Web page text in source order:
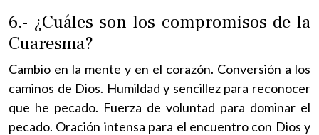
6.- ¿Cuáles son los compromisos de la
Cuaresma?
Cambio en la mente y en el corazón. Conversión a los
caminos de Dios. Humildad y sencillez para reconocer
que he pecado. Fuerza de voluntad para dominar el
pecado. Oración intensa para el encuentro con Dios y